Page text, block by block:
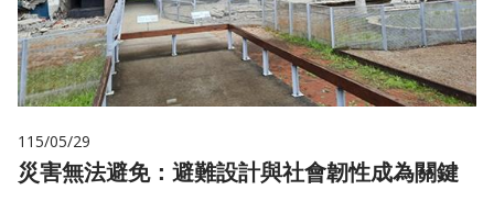
115/05/29
災害無法避免：避難設計與社會韌性成為關鍵